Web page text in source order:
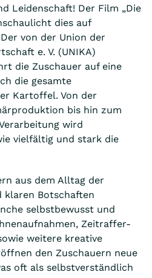
Leidenschaft! Der Film „Die
dies auf
von der Union der
e. V. (UNIKA)
die Zuschauer auf eine
die gesamte
Kartoffel. Von der
bis hin zum
wird
vielfältig und stark die
aus dem Alltag der
Botschaften
selbstbewusst und
Zeitraffer-
weitere kreative
den Zuschauern neue
oft als selbstverständlich